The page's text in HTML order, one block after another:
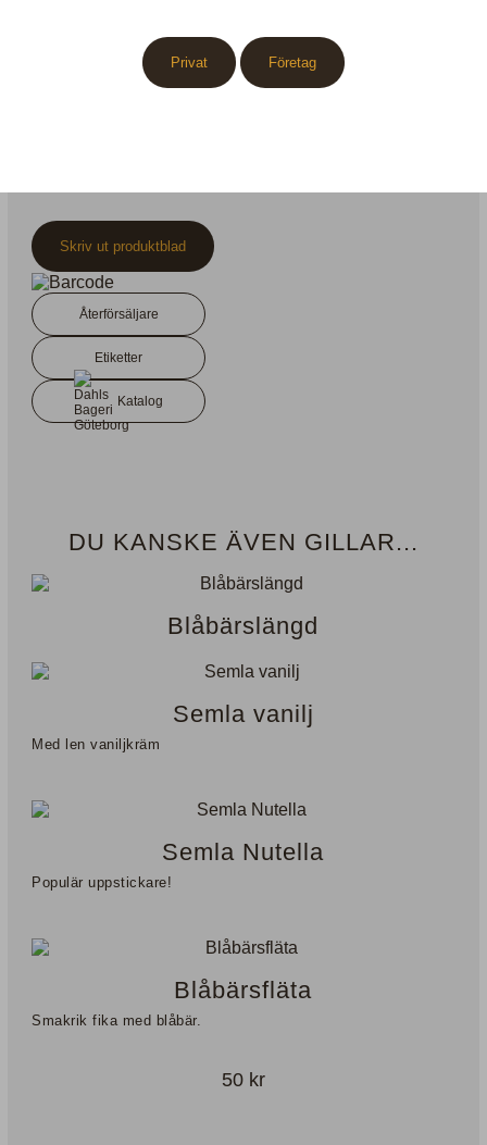
chokladsmörkräm, täckt med chokladtryffel, marsipanros och
choklad dekoration.
Skriv ut produktblad
Återförsäljare
Etiketter
Katalog
DU KANSKE ÄVEN GILLAR...
Blåbärslängd
Semla vanilj
Med len vaniljkräm
Semla Nutella
Populär uppstickare!
Blåbärsfläta
Smakrik fika med blåbär.
50 kr
Privat Företag